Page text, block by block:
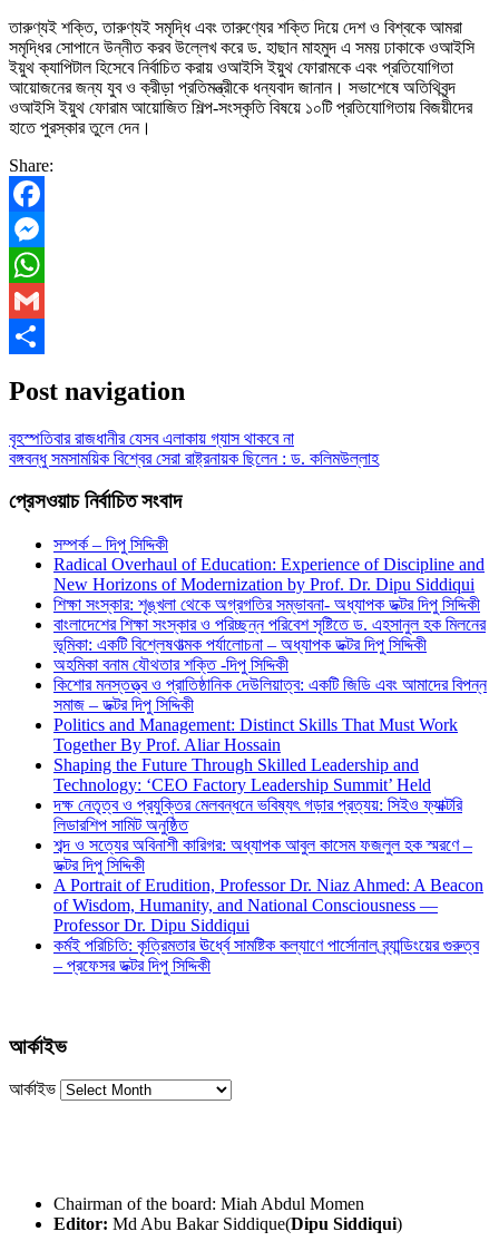
তারুণ্যই শক্তি, তারুণ্যই সমৃদ্ধি এবং তারুণ্যের শক্তি দিয়ে দেশ ও বিশ্বকে আমরা
সমৃদ্ধির সোপানে উন্নীত করব উল্লেখ করে ড. হাছান মাহমুদ এ সময় ঢাকাকে ওআইসি
ইয়ুথ ক্যাপিটাল হিসেবে নির্বাচিত করায় ওআইসি ইয়ুথ ফোরামকে এবং প্রতিযোগিতা
আয়োজনের জন্য যুব ও ক্রীড়া প্রতিমন্ত্রীকে ধন্যবাদ জানান। সভাশেষে অতিথিবৃন্দ
ওআইসি ইয়ুথ ফোরাম আয়োজিত শিল্প-সংস্কৃতি বিষয়ে ১০টি প্রতিযোগিতায় বিজয়ীদের
হাতে পুরস্কার তুলে দেন।
Share:
Facebook
Messenger
WhatsApp
Gmail
Post navigation
বৃহস্পতিবার রাজধানীর যেসব এলাকায় গ্যাস থাকবে না
বঙ্গবন্ধু সমসাময়িক বিশ্বের সেরা রাষ্ট্রনায়ক ছিলেন : ড. কলিমউল্লাহ
প্রেসওয়াচ নির্বাচিত সংবাদ
সম্পর্ক – দিপু সিদ্দিকী
Radical Overhaul of Education: Experience of Discipline and
New Horizons of Modernization by Prof. Dr. Dipu Siddiqui
শিক্ষা সংস্কার: শৃঙ্খলা থেকে অগ্রগতির সম্ভাবনা- অধ্যাপক ডক্টর দিপু সিদ্দিকী
বাংলাদেশের শিক্ষা সংস্কার ও পরিচ্ছন্ন পরিবেশ সৃষ্টিতে ড. এহসানুল হক মিলনের
ভূমিকা: একটি বিশ্লেষণাত্মক পর্যালোচনা – অধ্যাপক ডক্টর দিপু সিদ্দিকী
অহমিকা বনাম যৌথতার শক্তি -দিপু সিদ্দিকী
কিশোর মনস্তত্ত্ব ও প্রাতিষ্ঠানিক দেউলিয়াত্ব: একটি জিডি এবং আমাদের বিপন্ন
সমাজ – ডক্টর দিপু সিদ্দিকী
Politics and Management: Distinct Skills That Must Work
Together By Prof. Aliar Hossain
Shaping the Future Through Skilled Leadership and
Technology: ‘CEO Factory Leadership Summit’ Held
দক্ষ নেতৃত্ব ও প্রযুক্তির মেলবন্ধনে ভবিষ্যৎ গড়ার প্রত্যয়: সিইও ফ্যাক্টরি
লিডারশিপ সামিট অনুষ্ঠিত
শব্দ ও সত্যের অবিনাশী কারিগর: অধ্যাপক আবুল কাসেম ফজলুল হক স্মরণে –
ডক্টর দিপু সিদ্দিকী
A Portrait of Erudition, Professor Dr. Niaz Ahmed: A Beacon
of Wisdom, Humanity, and National Consciousness —
Professor Dr. Dipu Siddiqui
কর্মই পরিচিতি: কৃত্রিমতার ঊর্ধ্বে সামষ্টিক কল্যাণে পার্সোনাল ব্র্যান্ডিংয়ের গুরুত্ব
– প্রফেসর ডক্টর দিপু সিদ্দিকী
আর্কাইভ
আর্কাইভ
Chairman of the board: Miah Abdul Momen
Editor: Md Abu Bakar Siddique(Dipu Siddiqui)